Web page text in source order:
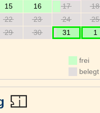
15 16 17
18
22 23 24
25
29 30 31 1
frei
belegt